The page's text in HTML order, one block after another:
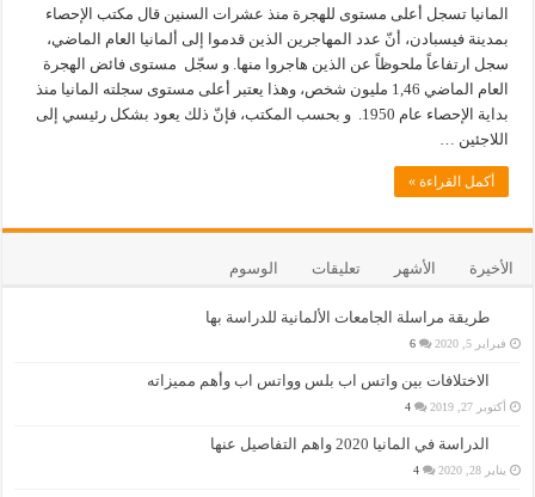
المانيا تسجل أعلى مستوى للهجرة منذ عشرات السنين قال مكتب الإحصاء
بمدينة فيسبادن، أنّ عدد المهاجرين الذين قدموا إلى ألمانيا العام الماضي،
سجل ارتفاعاً ملحوظاً عن الذين هاجروا منها. و سجّل مستوى فائض الهجرة
العام الماضي 1,46 مليون شخص، وهذا يعتبر أعلى مستوى سجلته المانيا منذ
بداية الإحصاء عام 1950. و بحسب المكتب، فإنّ ذلك يعود بشكل رئيسي إلى
اللاجئين …
أكمل القراءة »
الأخيرة الأشهر تعليقات الوسوم
طريقة مراسلة الجامعات الألمانية للدراسة بها
فبراير 5, 2020 6
الاختلافات بين واتس اب بلس وواتس اب وأهم مميزاته
أكتوبر 27, 2019 4
الدراسة في المانيا 2020 واهم التفاصيل عنها
يناير 28, 2020 4